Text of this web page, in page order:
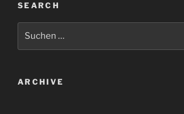
SEARCH
ARCHIVE